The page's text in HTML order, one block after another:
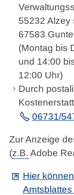
Downloads
Kontakt
Impressum
55232 Alzey
67583
(Montag bis
und 14:00
12:00 Uhr)
Durch
06731/
Zur Anzeige
(z.B. Adobe
Hier